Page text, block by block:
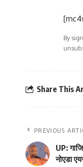
By
Share This
PREVIOUS
UP:
नोएडा